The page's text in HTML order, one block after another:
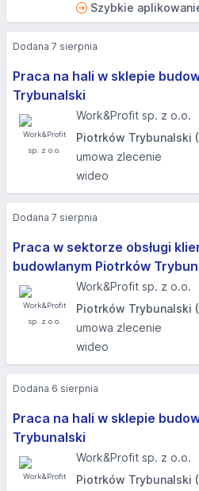
Szybkie
Praca na hali w sklepie
Trybunalski
Work&Profit sp. z o.o.
Piotrków Trybunalski
umowa zlecenie
wideo
Dodana 7 sierpnia
Praca w sektorze obsługi
budowlanym Piotrków
Work&Profit sp. z o.o.
Piotrków Trybunalski
umowa zlecenie
wideo
Dodana 7 sierpnia
Praca na hali w sklepie
Trybunalski
Work&Profit sp. z o.o.
Piotrków Trybunalski
Dodana 6 sierpnia